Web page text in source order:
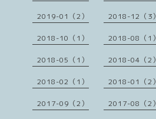
2019-01（2） 2018-12（3）
2018-10（1） 2018-08（1）
2018-05（1） 2018-04（2）
2018-02（1） 2018-01（2）
2017-09（2） 2017-08（2）